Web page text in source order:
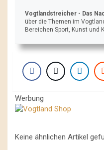
Vogtlandstreicher - Das
über die Themen im
Bereichen Sport, Kunst und
Werbung
Keine ähnlichen Artikel